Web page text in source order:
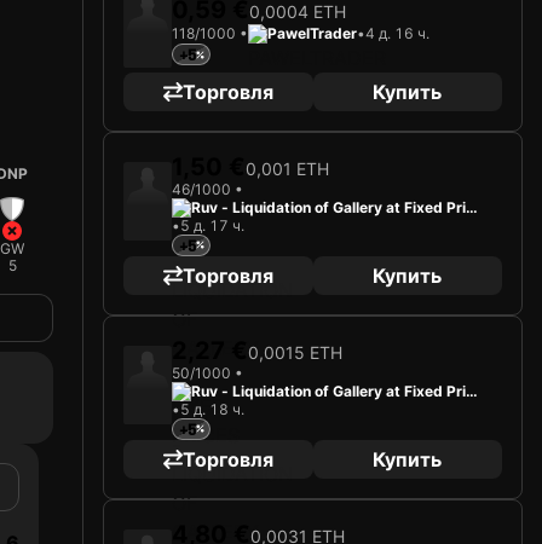
GW
5
0,0004 ETH
118/1000 • PawelTrader•4 д. 16 ч.
+5
Торговля Купить
0,001 ETH
46/1000 •
Ruv - Liquidation of Gallery at Fixed Price
s
•5 д. 17 ч.
+5
Торговля Купить
0,0015 ETH
50/1000 •
Ruv - Liquidation of Gallery at Fixed Price
s
•5 д. 18 ч.
+5
Торговля Купить
0,0031 ETH